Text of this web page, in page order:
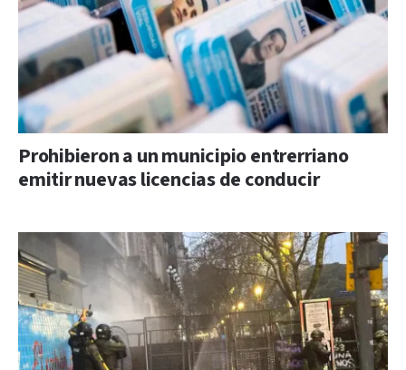
Prohibieron a un municipio entrerriano
emitir nuevas licencias de conducir